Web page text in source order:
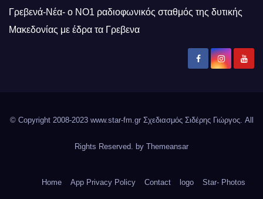
Γρεβενά-Νέα- ο ΝΟ1 ραδιοφωνικός σταθμός της δυτικής
Μακεδονίας με έδρα τα Γρεβενα
© Copyright 2008-2023 www.star-fm.gr Σχεδιασμός Σιδέρης Γιώργος. All
Rights Reserved. by Themeansar
Home App Privacy Policy Contact logo Star- Photos